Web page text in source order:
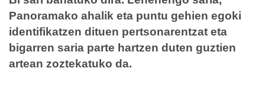
Panoramako ahalik eta puntu gehien egoki
identifikatzen dituen pertsonarentzat eta
bigarren saria parte hartzen duten guztien
artean zoztekatuko da.